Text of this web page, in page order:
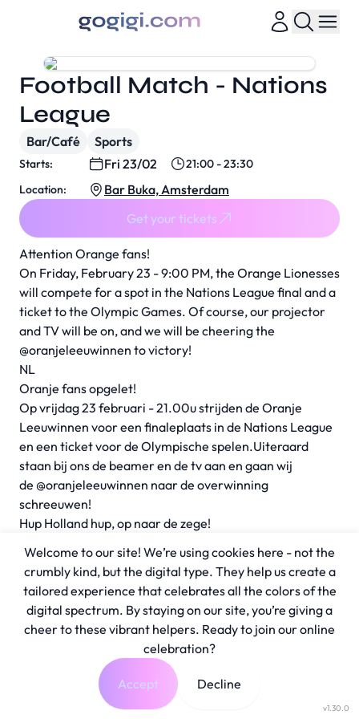
Attention Orange fans!
On Friday, February 23 - 9:00 PM, the Orange Lionesses
will compete for a spot in the Nations League final and a
ticket to the Olympic Games. Of course, our projector
and TV will be on, and we will be cheering the
@oranjeleeuwinnen to victory!
NL
Oranje fans opgelet!
Op vrijdag 23 februari - 21.00u strijden de Oranje
Leeuwinnen voor een finaleplaats in de Nations League
en een ticket voor de Olympische spelen.Uiteraard
staan bij ons de beamer en de tv aan en gaan wij
de @oranjeleeuwinnen naar de overwinning
schreeuwen!
Hup Holland hup, op naar de zege!
Football Match - Nations
League
Bar/Café Sports
Starts: Fri 23/02
21:00 - 23:30
Location:
Bar Buka, Amsterdam
Get your tickets
v1.30.0
Welcome to our site! We’re using cookies here - not the
crumbly kind, but the digital type. They help us create a
tailored experience that celebrates all the colors of the
digital spectrum. By staying on our site, you’re giving a
cheer to these vibrant helpers. Ready to join our online
celebration?
Accept Decline